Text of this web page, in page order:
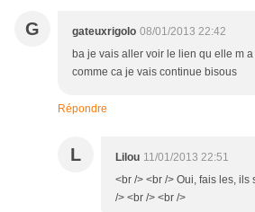
G gateuxrigolo 08/01/2013 22:42
ba je vais aller voir le lien qu elle m
comme ca je vais continue bisous
Répondre
L Lilou 11/01/2013 22:51
<br /> <br /> Oui, fais les, ils
/> <br /> <br />